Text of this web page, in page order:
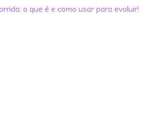
o que é e como usar para evoluir!